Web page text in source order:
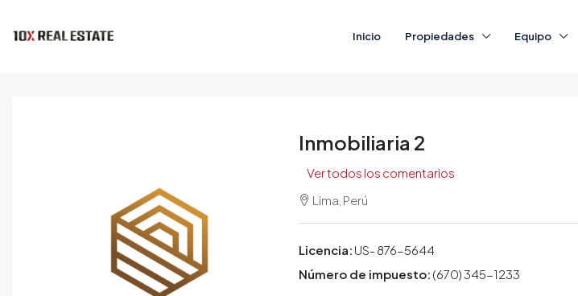
Inicio Propiedades Equipo
Inmobiliaria 2
Ver todos los comentarios
Lima, Perú
Licencia: US- 876-5644
Número de impuesto: (670) 345-1233